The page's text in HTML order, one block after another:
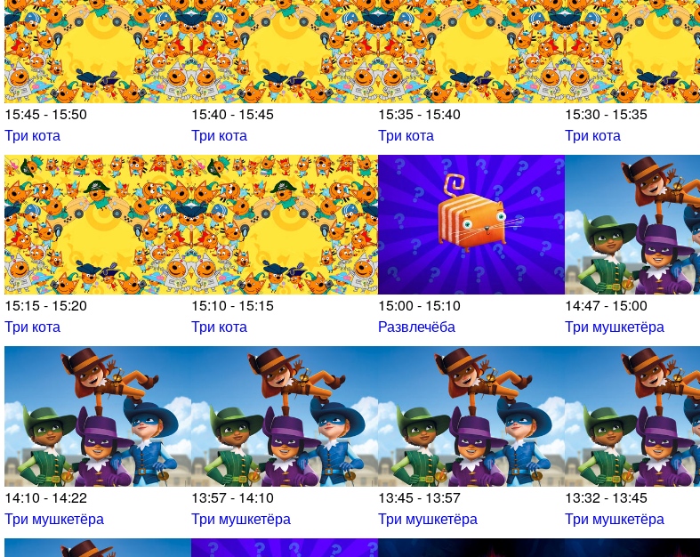
15:45 - 15:50
Три кота
15:40 - 15:45
Три кота
15:35 - 15:40
Три кота
15:30 - 15:35
Три кота
15:15 - 15:20
Три кота
15:10 - 15:15
Три кота
15:00 - 15:10
Развлечёба
14:47 - 15:00
Три мушкетёра
14:10 - 14:22
Три мушкетёра
13:57 - 14:10
Три мушкетёра
13:45 - 13:57
Три мушкетёра
13:32 - 13:45
Три мушкетёра